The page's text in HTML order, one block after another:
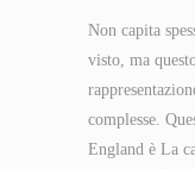
Non capita
visto, ma
complesse.
England è La